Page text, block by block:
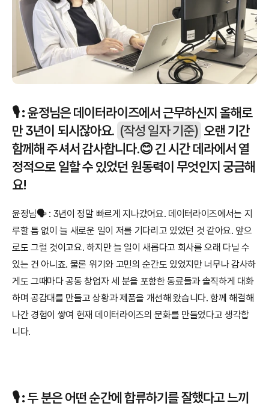
🎙️ : 윤정님은 데이터라이즈에서 근무하신지 올해로
만 3년이 되시잖아요. (작성 일자 기준) 오랜 기간
함께해 주셔서 감사합니다.😊 긴 시간 데라에서 열
정적으로 일할 수 있었던 원동력이 무엇인지 궁금해
요!
윤정님🗣️ : 3년이 정말 빠르게 지나갔어요. 데이터라이즈에서는 지
루할 틈 없이 늘 새로운 일이 저를 기다리고 있었던 것 같아요. 앞으
로도 그럴 것이고요. 하지만 늘 일이 새롭다고 회사를 오래 다닐 수
있는 건 아니죠. 물론 위기와 고민의 순간도 있었지만 너무나 감사하
게도 그때마다 공동 창업자 세 분을 포함한 동료들과 솔직하게 대화
하며 공감대를 만들고 상황과 제품을 개선해 왔습니다. 함께 해결해
나간 경험이 쌓여 현재 데이터라이즈의 문화를 만들었다고 생각합
니다.
🎙️ : 두 분은 어떤 순간에 합류하기를 잘했다고 느끼